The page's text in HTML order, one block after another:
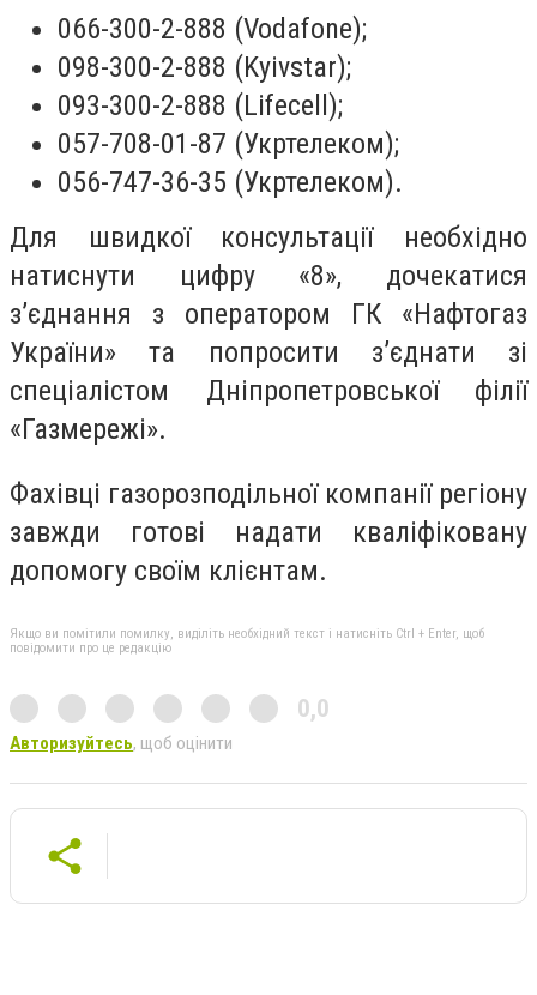
066-300-2-888 (Vodafone);
098-300-2-888 (Kyivstar);
093-300-2-888 (Lifecell);
057-708-01-87 (Укртелеком);
056-747-36-35 (Укртелеком).
Для швидкої консультації необхідно
натиснути цифру «8», дочекатися
з’єднання з оператором ГК «Нафтогаз
України» та попросити з’єднати зі
спеціалістом Дніпропетровської філії
«Газмережі».
Фахівці газорозподільної компанії регіону
завжди готові надати кваліфіковану
допомогу своїм клієнтам.
Якщо ви помітили помилку, виділіть необхідний текст і натисніть Ctrl + Enter, щоб
повідомити про це редакцію
0,0
Авторизуйтесь, щоб оцінити